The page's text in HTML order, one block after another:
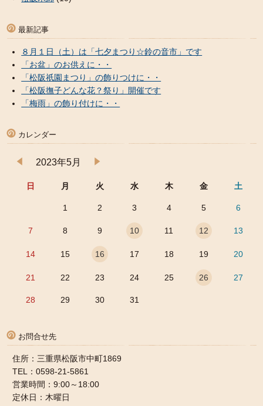
最新記事
８月１日（土）は「七夕まつり☆鈴の音市」です
「お盆」のお供えに・・
「松阪祇園まつり」の飾りつけに・・
「松阪撫子どんな花？祭り」開催です
「梅雨」の飾り付けに・・
カレンダー
2023年5月
日 月 火 水 木 金 土
1 2 3 4 5 6
7 8 9 10 11 12 13
14 15 16 17 18 19 20
21 22 23 24 25 26 27
28 29 30 31
お問合せ先
住所：三重県松阪市中町1869
TEL：0598-21-5861
営業時間：9:00～18:00
定休日：木曜日